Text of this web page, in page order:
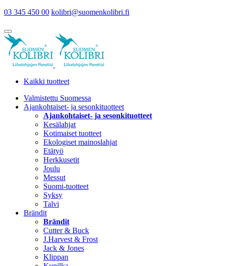
03 345 450 00 kolibri@suomenkolibri.fi
Kaikki tuotteet
Valmistettu Suomessa
Ajankohtaiset- ja sesonkituotteet
Ajankohtaiset- ja sesonkituotteet
Kesälahjat
Kotimaiset tuotteet
Ekologiset mainoslahjat
Etätyö
Herkkusetit
Joulu
Messut
Suomi-tuotteet
Syksy
Talvi
Brändit
Brändit
Cutter & Buck
J.Harvest & Frost
Jack & Jones
Klippan